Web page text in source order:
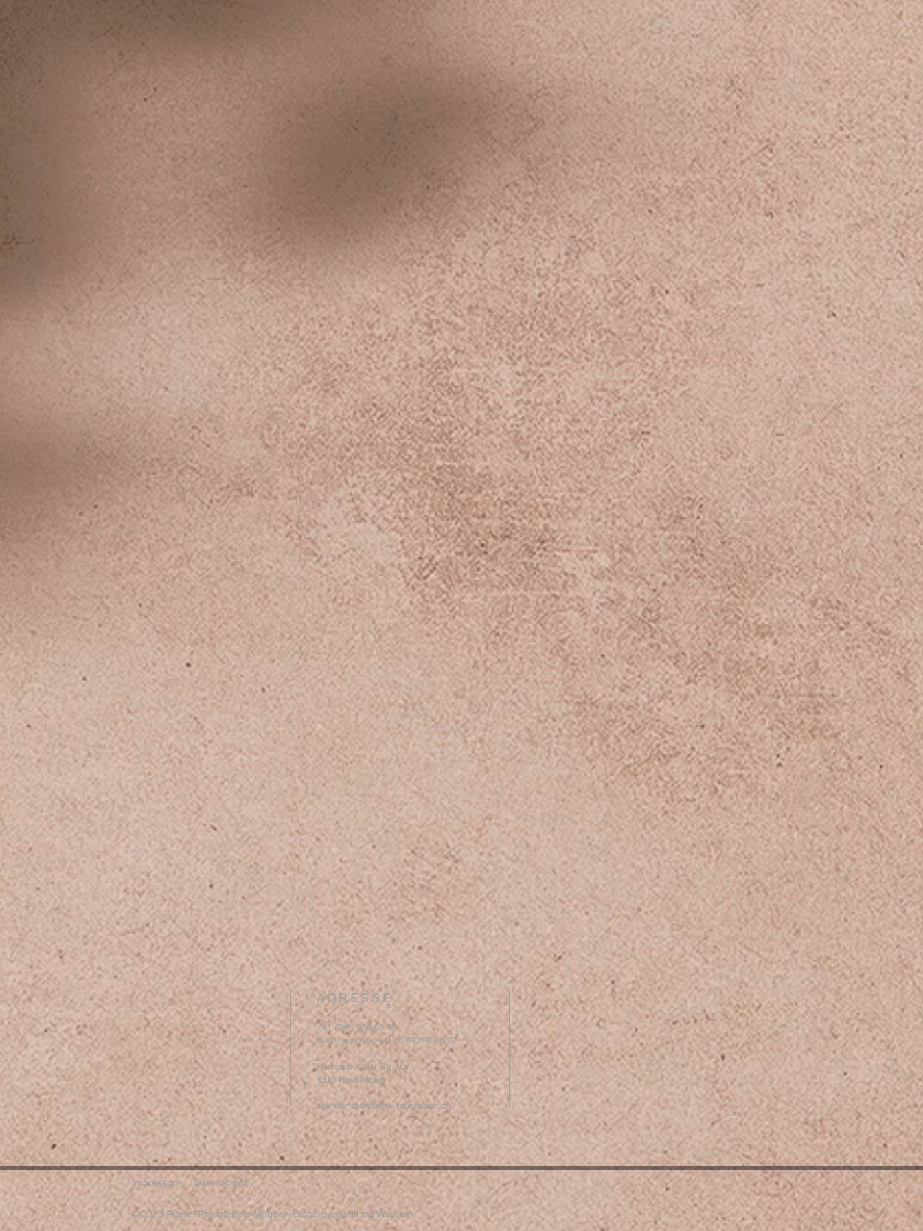
ADRESSE
+41 (0)61 836 95 55
Notfallnummer +41 (0)79 290 86 27
Hermann Keller-Str. 10
4310 Rheinfelden
sekretariat@pfarrei-rheinfelden.ch
Impressum Datenschutz
© 2023 Pfarrei Rheinfelden-Magden-Olsberg erstellt mitWix.com